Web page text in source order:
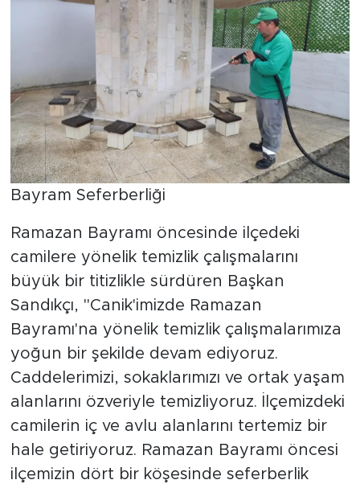
Bayram Seferberliği
Ramazan Bayramı öncesinde ilçedeki
camilere yönelik temizlik çalışmalarını
büyük bir titizlikle sürdüren Başkan
Sandıkçı, "Canik'imizde Ramazan
Bayramı'na yönelik temizlik çalışmalarımıza
yoğun bir şekilde devam ediyoruz.
Caddelerimizi, sokaklarımızı ve ortak yaşam
alanlarını özveriyle temizliyoruz. İlçemizdeki
camilerin iç ve avlu alanlarını tertemiz bir
hale getiriyoruz. Ramazan Bayramı öncesi
ilçemizin dört bir köşesinde seferberlik